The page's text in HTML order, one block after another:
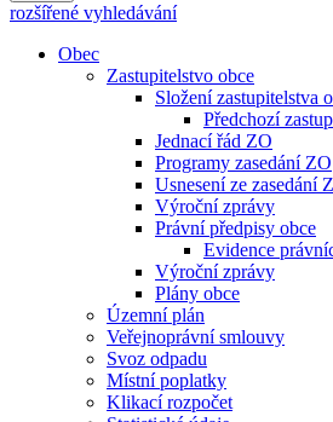
rozšířené vyhledávání
Obec
Zastupitelstvo obce
Složení zastupitelstva
Předchozí
Jednací řád ZO
Programy zasedání ZO
Usnesení ze zasedání
Výroční zprávy
Právní předpisy obce
Evidence
Výroční zprávy
Plány obce
Územní plán
Veřejnoprávní smlouvy
Svoz odpadu
Místní poplatky
Klikací rozpočet